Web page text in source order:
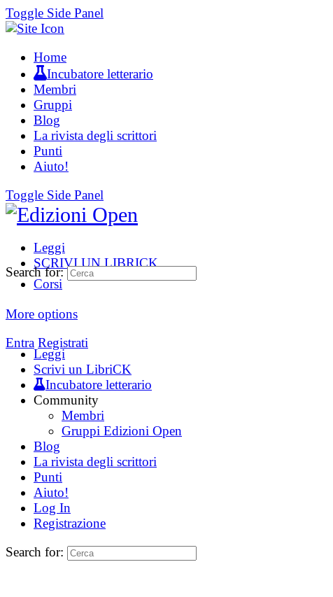
Toggle Side Panel
Home
Incubatore letterario
Membri
Gruppi
Blog
La rivista degli scrittori
Punti
Aiuto!
Toggle Side Panel
Leggi
SCRIVI UN LIBRICK
Corsi
More options
Entra Registrati
Search for:
Leggi
Scrivi un LibriCK
Incubatore letterario
Community
Membri
Gruppi Edizioni Open
Blog
La rivista degli scrittori
Punti
Aiuto!
Log In
Registrazione
Search for: